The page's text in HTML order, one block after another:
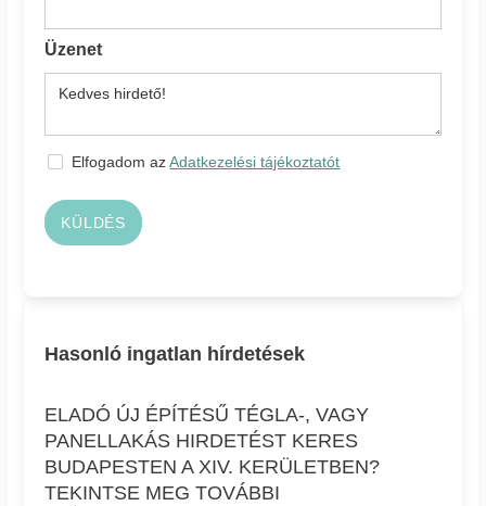
Üzenet
Elfogadom azAdatkezelési tájékoztatót
KÜLDÉS
Hasonló ingatlan hírdetések
ELADÓ ÚJ ÉPÍTÉSŰ TÉGLA-, VAGY
PANELLAKÁS HIRDETÉST KERES
BUDAPESTEN A XIV. KERÜLETBEN?
TEKINTSE MEG TOVÁBBI